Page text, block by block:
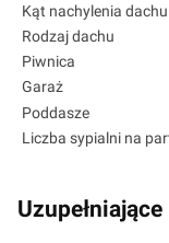
Kąt nachylenia dachu
Rodzaj dachu
Piwnica
Garaż
Poddasze
Liczba sypialni na